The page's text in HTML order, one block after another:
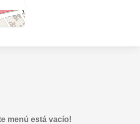
menú está vacío!